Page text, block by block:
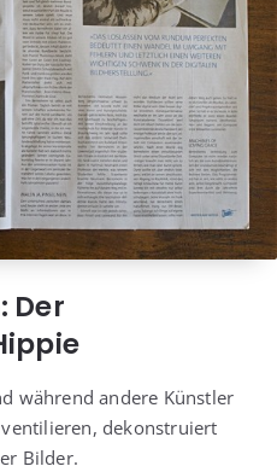
Der
wäh­rend ande­re Künst­ler
dekon­stru­iert
Bilder.